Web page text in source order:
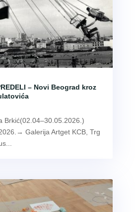
– Novi Beograd kroz
Brkić(02.04–30.05.2026.)
Galerija Artget KCB, Trg